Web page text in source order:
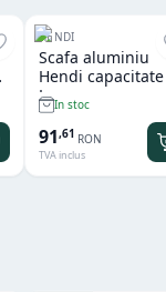
HENDI
Scafa aluminiu
Hendi
L In stoc
91,61 RON
TVA inclus